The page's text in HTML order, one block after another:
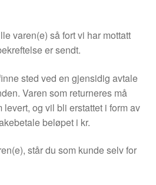
varen(e) så fort vi har mottatt
er sendt.
sted ved en gjensidig avtale
Varen som returneres må
og vil bli erstattet i form av
beløpet i kr.
står du som kunde selv for